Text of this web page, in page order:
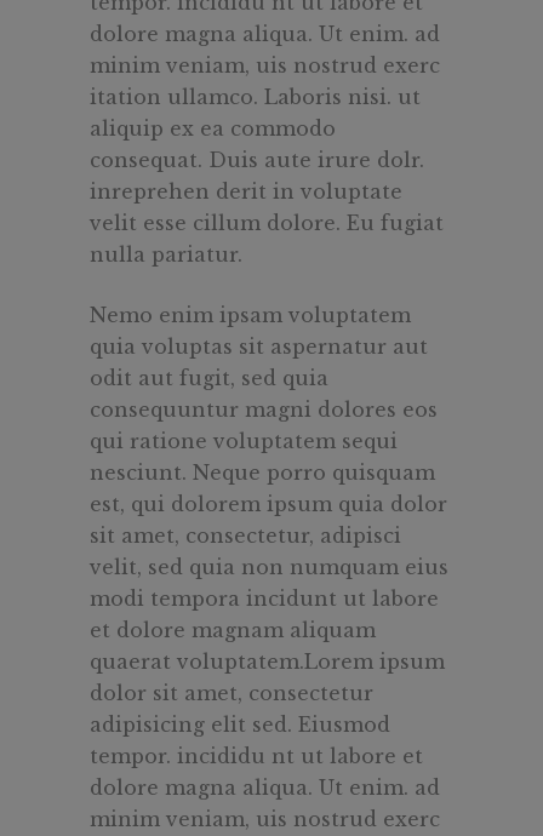
dolore magna aliqua. Ut enim. ad
minim veniam, uis nostrud exerc
itation ullamco. Laboris nisi. ut
aliquip ex ea commodo
consequat. Duis aute irure dolr.
inreprehen derit in voluptate
velit esse cillum dolore. Eu fugiat
nulla pariatur.
Nemo enim ipsam voluptatem
quia voluptas sit aspernatur aut
odit aut fugit, sed quia
consequuntur magni dolores eos
qui ratione voluptatem sequi
nesciunt. Neque porro quisquam
est, qui dolorem ipsum quia dolor
sit amet, consectetur, adipisci
velit, sed quia non numquam eius
modi tempora incidunt ut labore
et dolore magnam aliquam
quaerat voluptatem.Lorem ipsum
dolor sit amet, consectetur
adipisicing elit sed. Eiusmod
tempor. incididu nt ut labore et
dolore magna aliqua. Ut enim. ad
minim veniam, uis nostrud exerc